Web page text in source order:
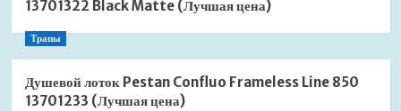
13701322 Black Matte (Лучшая цена)
Трапы
Душевой лоток Pestan Confluo Frameless Line 850
13701233 (Лучшая цена)